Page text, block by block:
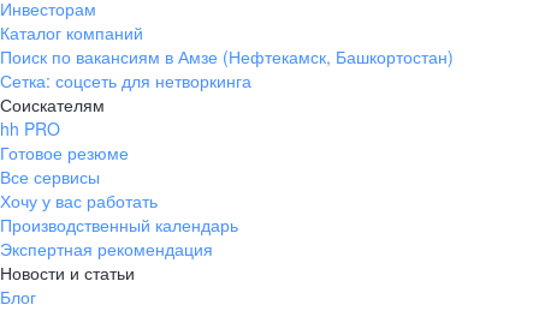
Инвесторам
Каталог компаний
Поиск по вакансиям в Амзе (Нефтекамск, Башкортостан)
Сетка: соцсеть для нетворкинга
Соискателям
hh PRO
Готовое резюме
Все сервисы
Хочу у вас работать
Производственный календарь
Экспертная рекомендация
Новости и статьи
Блог